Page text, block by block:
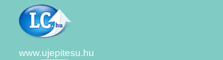
www.ujepitesu.hu